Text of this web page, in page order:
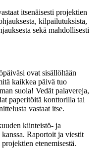
itsenäisesti projektien
kilpailutuksista,
sekä mahdollisesti
ovat sisällöltään
kaikkea päivä tuo
suola! Vedät palavereja,
paperitöitä konttorilla tai
vastaat itse.
kiinteistö- ja
Raportoit ja viestit
etenemisestä.